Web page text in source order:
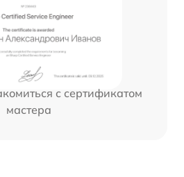
с сертификатом
мастера